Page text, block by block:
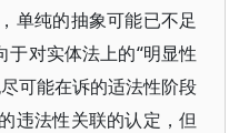
单纯的抽象可能已不足
对实体法上的“明显性
可能在诉的适法性阶段
违法性关联的认定，但